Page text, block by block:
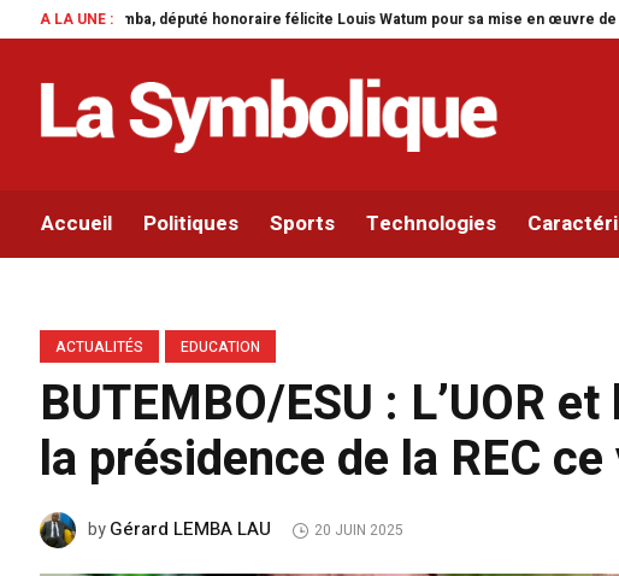
A LA UNE :félicite Louis Watum pour sa mise en œuvre de son initiative legislative.
Accueil Politiques Sports Technologies
ACTUALITÉS EDUCATION
BUTEMBO/ESU : L’UOR
la présidence de la REC
byGérard LEMBA LAU 20 JUIN 2025